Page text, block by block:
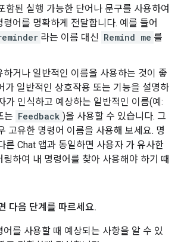
함된 실행 가능한 단어나 문구를 사용하여
령어를 명확하게 전달합니다. 예를 들어
라는 이름 대신 Remind me 를
하거나 일반적인 이름을 사용하는 것이 좋
가 일반적인 상호작용 또는 기능을 설명하
가 인식하고 예상하는 일반적인 이름(예:
는 Feedback )을 사용할 수 있습니다. 그
고유한 명령어 이름을 사용해 보세요. 명
른 Chat 앱과 동일하면 사용자 가 유사한
링하여 내 명령어를 찾아 사용해야 하기 때
다음 단계를 따르세요.
어를 사용할 때 예상되는 사항을 알 수 있